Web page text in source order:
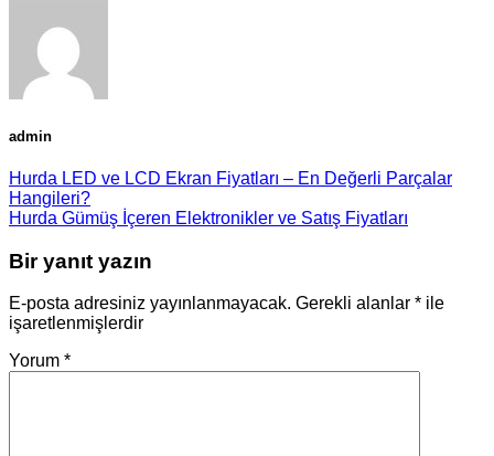
admin
Hurda LED ve LCD Ekran Fiyatları – En Değerli Parçalar
Hangileri?
Hurda Gümüş İçeren Elektronikler ve Satış Fiyatları
Bir yanıt yazın
E-posta adresiniz yayınlanmayacak. Gerekli alanlar * ile
işaretlenmişlerdir
Yorum *